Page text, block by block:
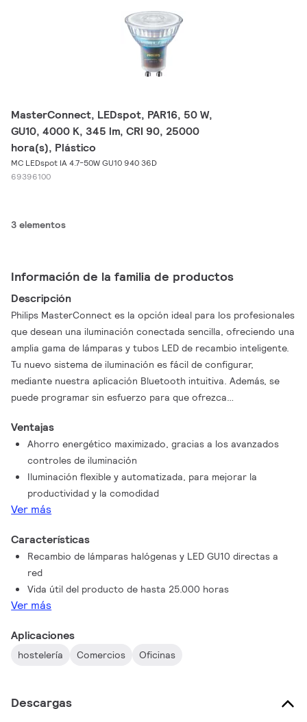
MasterConnect, LEDspot, PAR16, 50 W,
GU10, 4000 K, 345 lm, CRI 90, 25000
hora(s), Plástico
MC LEDspot IA 4.7-50W GU10 940 36D
69396100
3 elementos
Información de la familia de productos
Descripción
Philips MasterConnect es la opción ideal para los profesionales
que desean una iluminación conectada sencilla, ofreciendo una
amplia gama de lámparas y tubos LED de recambio inteligente.
Tu nuevo sistema de iluminación es fácil de configurar,
mediante nuestra aplicación Bluetooth intuitiva. Además, se
puede programar sin esfuerzo para que ofrezca
regulación inalámbrica, creación de zonas y escenas. ¿El
resultado? Ahorro energético maximizado y un espacio más
cómodo y flexible. Los LED MasterConnect también son
Interact Ready: solo tienes que añadir el dispositivo pasarela
para disfrutar de ventajas de la nube de la plataforma Interact
IoT, tales como la gestión de paneles, control en remoto y
posibilidades de iluminación conectada.
Ventajas
Ahorro energético maximizado, gracias a los avanzados
controles de iluminación
Iluminación flexible y automatizada, para mejorar la
productividad y la comodidad
Ver más
Características
Recambio de lámparas halógenas y LED GU10 directas a
red
Vida útil del producto de hasta 25.000 horas
Ver más
Aplicaciones
hostelería Comercios Oficinas
Descargas